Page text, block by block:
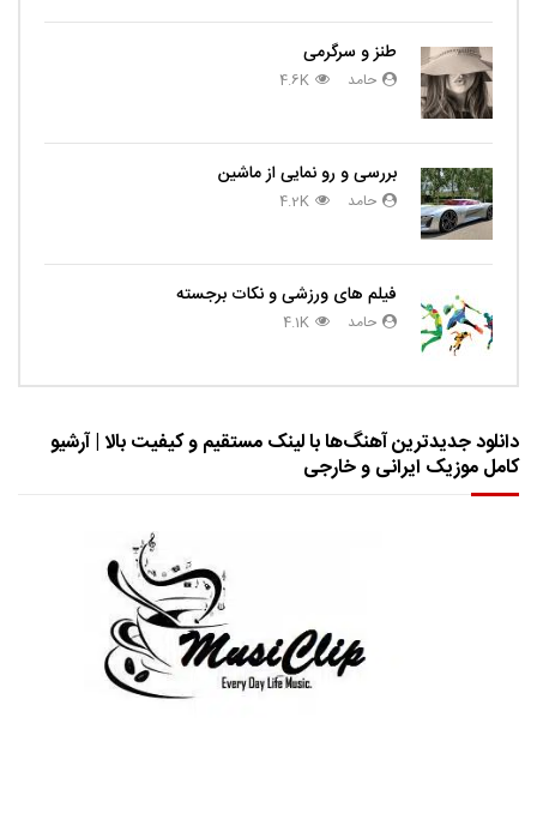
طنز و سرگرمی
حامد 4.6K
بررسی و رو نمایی از ماشین
حامد 4.2K
فیلم های ورزشی و نکات برجسته
حامد 4.1K
دانلود جدیدترین آهنگ‌ها با لینک مستقیم و کیفیت بالا | آرشیو
کامل موزیک ایرانی و خارجی